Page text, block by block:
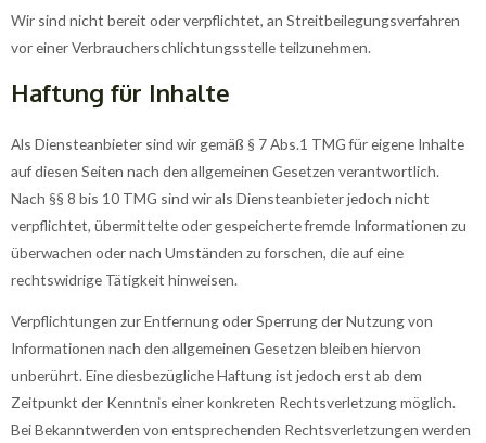
Wir sind nicht bereit oder verpflichtet, an Streitbeilegungsverfahren
vor einer Verbraucherschlichtungsstelle teilzunehmen.
Haftung für Inhalte
Als Diensteanbieter sind wir gemäß § 7 Abs.1 TMG für eigene Inhalte
auf diesen Seiten nach den allgemeinen Gesetzen verantwortlich.
Nach §§ 8 bis 10 TMG sind wir als Diensteanbieter jedoch nicht
verpflichtet, übermittelte oder gespeicherte fremde Informationen zu
überwachen oder nach Umständen zu forschen, die auf eine
rechtswidrige Tätigkeit hinweisen.
Verpflichtungen zur Entfernung oder Sperrung der Nutzung von
Informationen nach den allgemeinen Gesetzen bleiben hiervon
unberührt. Eine diesbezügliche Haftung ist jedoch erst ab dem
Zeitpunkt der Kenntnis einer konkreten Rechtsverletzung möglich.
Bei Bekanntwerden von entsprechenden Rechtsverletzungen werden